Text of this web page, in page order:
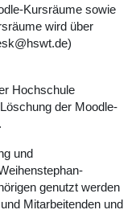
Kursräume sowie
wird über
Hochschule
der Moodle-
und
genutzt werden
Mitarbeitenden und